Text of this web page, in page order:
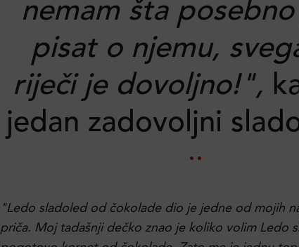
nemam šta
pisat o njemu,
riječi je dovoljno!",
jedan zadovoljni
"Ledo sladoled od čokolade dio je jedne od mojih
priča. Moj tadašnji dečko znao je koliko volim Ledo